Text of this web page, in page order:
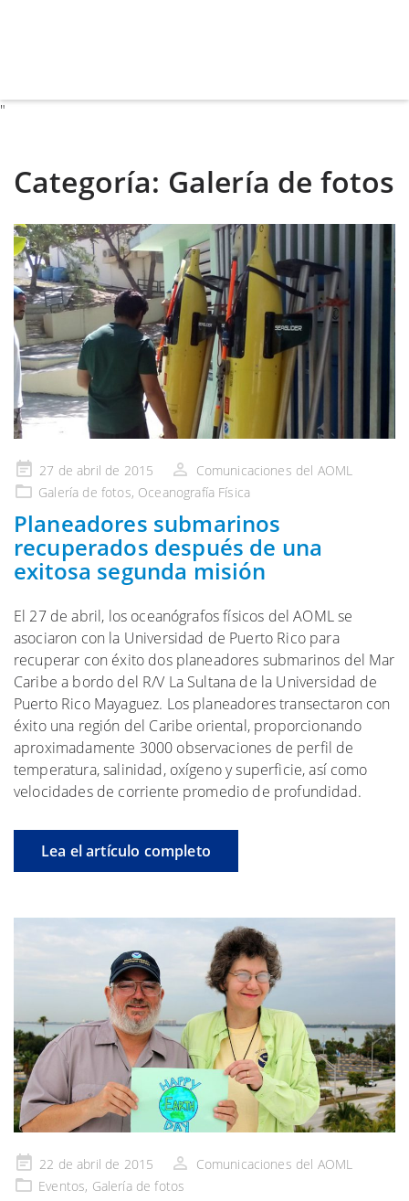
"
Categoría: Galería de fotos
Publicado
en
27 de abril de 2015
Comunicaciones del AOML
Galería de fotos, Oceanografía Física
Planeadores submarinos
recuperados después de una
exitosa segunda misión
El 27 de abril, los oceanógrafos físicos del AOML se
asociaron con la Universidad de Puerto Rico para
recuperar con éxito dos planeadores submarinos del Mar
Caribe a bordo del R/V La Sultana de la Universidad de
Puerto Rico Mayaguez. Los planeadores transectaron con
éxito una región del Caribe oriental, proporcionando
aproximadamente 3000 observaciones de perfil de
temperatura, salinidad, oxígeno y superficie, así como
velocidades de corriente promedio de profundidad.
Lea el artículo completo
Publicado
en
22 de abril de 2015
Comunicaciones del AOML
Eventos, Galeríade fotos